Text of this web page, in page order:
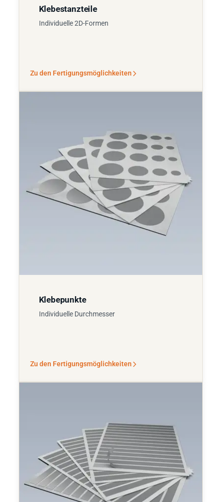
Klebestanzteile
Individuelle 2D-Formen
Zu den Fertigungsmöglichkeiten
Klebepunkte
Individuelle Durchmesser
Zu den Fertigungsmöglichkeiten